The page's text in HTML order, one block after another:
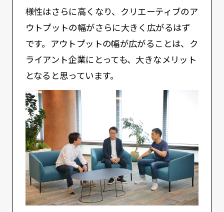
様性はさらに高くなり、クリエーティブのア
ウトプットの幅がさらに大きく広がるはず
です。アウトプットの幅が広がることは、ク
ライアント企業にとっても、大きなメリット
となると思っています。